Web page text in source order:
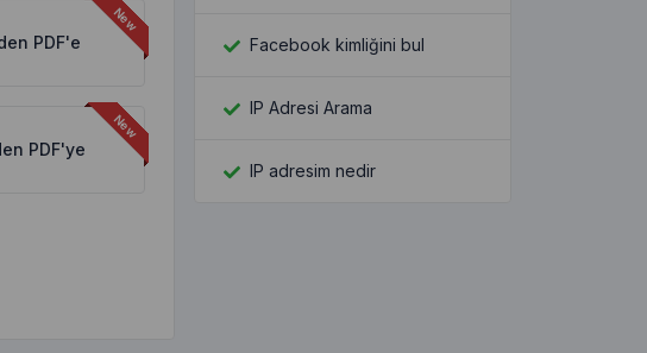
PDF'e
PDF'ye
Facebook kimliğini bul
IP Adresi Arama
IP adresim nedir